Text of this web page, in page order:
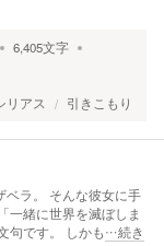
6,405文字
リアス 引きこもり
ベラ。 そんな彼女に手
一緒に世界を滅ぼしま
句です。 しかも…続き